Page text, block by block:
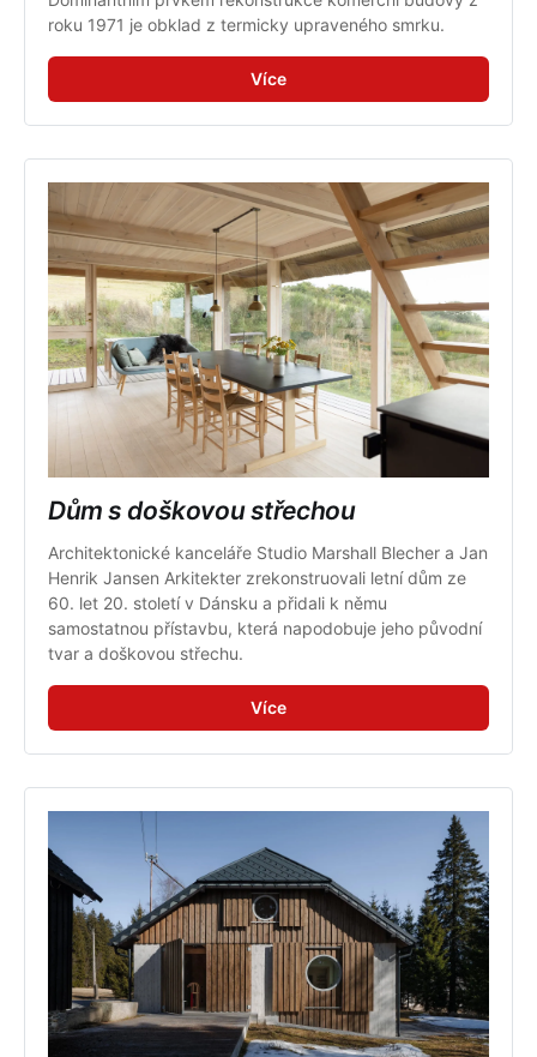
roku 1971 je obklad z termicky upraveného smrku.
Více
Dům s doškovou střechou
Architektonické kanceláře Studio Marshall Blecher a Jan
Henrik Jansen Arkitekter zrekonstruovali letní dům ze
60. let 20. století v Dánsku a přidali k němu
samostatnou přístavbu, která napodobuje jeho původní
tvar a doškovou střechu.
Více